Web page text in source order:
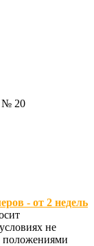
№ 20
- от 2 недель
не
положениями